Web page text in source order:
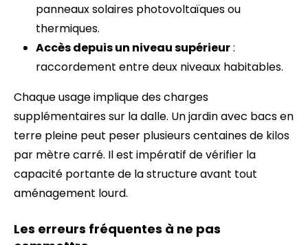
panneaux solaires photovoltaïques ou
thermiques.
Accès depuis un niveau supérieur:
raccordement entre deux niveaux habitables.
Chaque usage implique des charges
supplémentaires sur la dalle. Un jardin avec bacs en
terre pleine peut peser plusieurs centaines de kilos
par mètre carré. Il est impératif de vérifier la
capacité portante de la structure avant tout
aménagement lourd.
Les erreurs fréquentes à ne pas